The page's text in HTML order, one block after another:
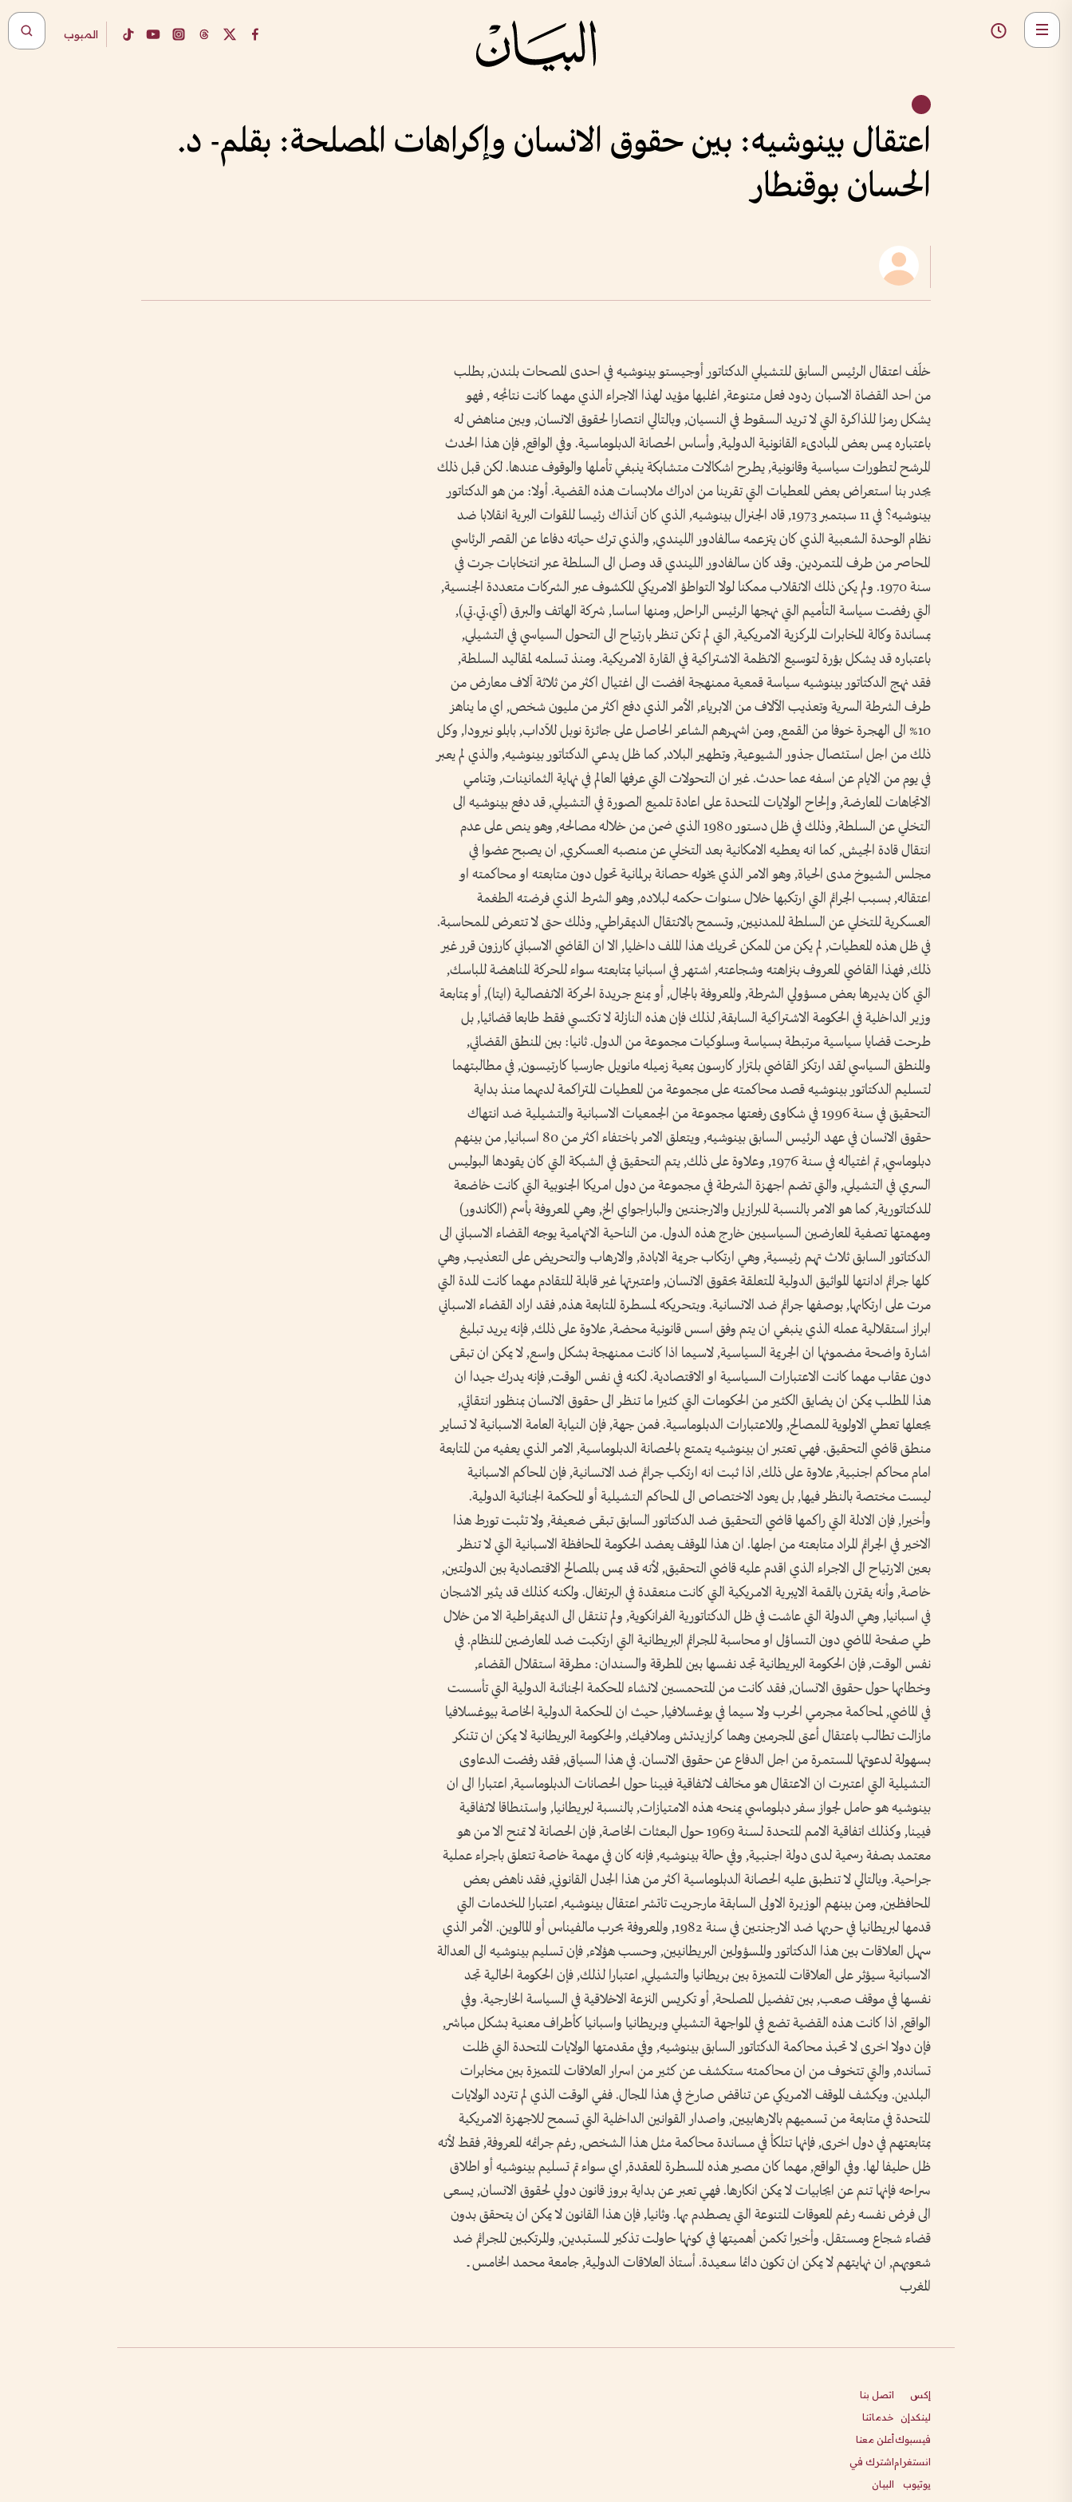
المبوب
اعتقال بينوشيه: بين حقوق الانسان وإكراهات المصلحة: بقلم- د.
الحسان بوقنطار
خلّف اعتقال الرئيس السابق للتشيلي الدكتاتور أوجيستو بينوشيه في احدى المصحات بلندن, بطلب
من احد القضاة الاسبان ردود فعل متنوعة, اغلبها مؤيد لهذا الاجراء الذي مهما كانت نتائجه , فهو
يشكل رمزا للذاكرة التي لا تريد السقوط في النسيان, وبالتالي انتصارا لحقوق الانسان, وبين مناهض له
باعتباره يمس بعض المبادىء القانونية الدولية, وأساس الحصانة الدبلوماسية. وفي الواقع, فإن هذا الحدث
المرشح لتطورات سياسية وقانونية, يطرح اشكالات متشابكة ينبغي تأملها والوقوف عندها. لكن قبل ذلك
يجدر بنا استعراض بعض المعطيات التي تقربنا من ادراك ملابسات هذه القضية. أولا: من هو الدكتاتور
بينوشيه؟ في 11 سبتمبر 1973, قاد الجنرال بينوشيه, الذي كان آنذاك رئيسا للقوات البرية انقلابا ضد
نظام الوحدة الشعبية الذي كان يتزعمه سالفادور الليندي, والذي ترك حياته دفاعا عن القصر الرئاسي
المحاصر من طرف المتمردين. وقد كان سالفادور الليندي قد وصل الى السلطة عبر انتخابات جرت في
سنة 1970. ولم يكن ذلك الانقلاب ممكنا لولا التواطؤ الامريكي المكشوف عبر الشركات متعددة الجنسية,
التي رفضت سياسة التأميم التي نهجها الرئيس الراحل, ومنها اساسا, شركة الهاتف والبرق (آي.تي.تي),
بمساندة وكالة المخابرات المركزية الامريكية, التي لم تكن تنظر بارتياح الى التحول السياسي في التشيلي,
باعتباره قد يشكل بؤرة لتوسيع الانظمة الاشتراكية في القارة الامريكية. ومنذ تسلمه لمقاليد السلطة,
فقد نهج الدكتاتور بينوشيه سياسة قمعية ممنهجة افضت الى اغتيال اكثر من ثلاثة آلاف معارض من
طرف الشرطة السرية وتعذيب الآلاف من الابرياء, الأمر الذي دفع اكثر من مليون شخص, اي ما يناهز
10% الى الهجرة خوفا من القمع, ومن اشهرهم الشاعر الحاصل على جائزة نوبل للآداب, بابلو نيرودا, وكل
ذلك من اجل استئصال جذور الشيوعية, وتطهير البلاد, كما ظل يدعي الدكتاتور بينوشيه, والذي لم يعبر
في يوم من الايام عن اسفه عما حدث. غير ان التحولات التي عرفها العالم في نهاية الثمانينات, وتنامي
الاتجاهات المعارضة, وإلحاح الولايات المتحدة على اعادة تلميع الصورة في التشيلي, قد دفع بينوشيه الى
التخلي عن السلطة, وذلك في ظل دستور 1980 الذي ضمن من خلاله مصالحه, وهو ينص على عدم
انتقال قادة الجيش, كما انه يعطيه الامكانية بعد التخلي عن منصبه العسكري, ان يصبح عضوا في
مجلس الشيوخ مدى الحياة, وهو الامر الذي يخوله حصانة برلمانية تحول دون متابعته او محاكمته او
اعتقاله, بسبب الجرائم التي ارتكبها خلال سنوات حكمه لبلاده, وهو الشرط الذي فرضته الطغمة
العسكرية للتخلي عن السلطة للمدنيين, وتسمح بالانتقال الديمقراطي, وذلك حتى لا تتعرض للمحاسبة.
في ظل هذه المعطيات, لم يكن من الممكن تحريك هذا الملف داخليا, الا ان القاضي الاسباني كارزون قرر غير
ذلك, فهذا القاضي المعروف بنزاهته وشجاعته, اشتهر في اسبانيا بمتابعته سواء للحركة المناهضة للباسك,
التي كان يديرها بعض مسؤولي الشرطة, والمعروفة بالجال, أو بمنع جريدة الحركة الانفصالية (ايتا), أو بمتابعة
وزير الداخلية في الحكومة الاشتراكية السابقة, لذلك فإن هذه النازلة لا تكتسي فقط طابعا قضائيا, بل
طرحت قضايا سياسية مرتبطة بسياسة وسلوكيات مجموعة من الدول. ثانيا: بين المنطق القضائي,
والمنطق السياسي لقد ارتكز القاضي بلتزار كارسون بمعية زميله مانويل جارسيا كارتيسون, في مطالبتهما
لتسليم الدكتاتور بينوشيه قصد محاكمته على مجموعة من المعطيات المتراكمة لديهما منذ بداية
التحقيق في سنة 1996 في شكاوى رفعتها مجموعة من الجمعيات الاسبانية والتشيلية ضد انتهاك
حقوق الانسان في عهد الرئيس السابق بينوشيه, ويتعلق الامر باختفاء اكثر من 80 اسبانيا, من بينهم
دبلوماسي, تم اغتياله في سنة 1976, وعلاوة على ذلك, يتم التحقيق في الشبكة التي كان يقودها البوليس
السري في التشيلي, والتي تضم اجهزة الشرطة في مجموعة من دول امريكا الجنوبية التي كانت خاضعة
للدكتاتورية, كما هو الامر بالنسبة للبرازيل والارجنتين والباراجواي الخ, وهي المعروفة بأسم (الكاندور)
ومهمتها تصفية المعارضين السياسيين خارج هذه الدول. من الناحية الاتهامية يوجه القضاء الاسباني الى
الدكتاتور السابق ثلاث تهم رئيسية, وهي ارتكاب جريمة الابادة, والارهاب والتحريض على التعذيب, وهي
كلها جرائم ادانتها المواثيق الدولية المتعلقة بحقوق الانسان, واعتبرتها غير قابلة للتقادم مهما كانت المدة التي
مرت على ارتكابها, بوصفها جرائم ضد الانسانية. وبتحريكه لمسطرة المتابعة هذه, فقد اراد القضاء الاسباني
ابراز استقلالية عمله الذي ينبغي ان يتم وفق اسس قانونية محضة, علاوة على ذلك, فإنه يريد تبليغ
اشارة واضحة مضمونها ان الجريمة السياسية, لاسيما اذا كانت ممنهجة بشكل واسع, لا يمكن ان تبقى
دون عقاب مهما كانت الاعتبارات السياسية او الاقتصادية. لكنه في نفس الوقت, فإنه يدرك جيدا ان
هذا المطلب يمكن ان يضايق الكثير من الحكومات التي كثيرا ما تنظر الى حقوق الانسان بمنظور انتقائي,
يجعلها تعطي الاولوية للمصالح, وللاعتبارات الدبلوماسية. فمن جهة, فإن النيابة العامة الاسبانية لا تساير
منطق قاضي التحقيق. فهي تعتبر ان بينوشيه يتمتع بالحصانة الدبلوماسية, الامر الذي يعفيه من المتابعة
امام محاكم اجنبية, علاوة على ذلك, اذا ثبت انه ارتكب جرائم ضد الانسانية, فإن المحاكم الاسبانية
ليست مختصة بالنظر فيها, بل يعود الاختصاص الى المحاكم التشيلية أو المحكمة الجنائية الدولية.
وأخيرا, فإن الادلة التي راكمها قاضي التحقيق ضد الدكتاتور السابق تبقى ضعيفة, ولا تثبت تورط هذا
الاخير في الجرائم المراد متابعته من اجلها. ان هذا الموقف يعضد الحكومة المحافظة الاسبانية التي لا تنظر
بعين الارتياح الى الاجراء الذي اقدم عليه قاضي التحقيق, لأنه قد يمس بالمصالح الاقتصادية بين الدولتين,
خاصة, وأنه يقترن بالقمة الايبرية الامريكية التي كانت منعقدة في البرتغال. ولكنه كذلك قد يثير الاشجان
في اسبانيا, وهي الدولة التي عاشت في ظل الدكتاتورية الفرانكوية, ولم تنتقل الى الديمقراطية الا من خلال
طي صفحة الماضي دون التساؤل او محاسبة للجرائم البريطانية التي ارتكبت ضد المعارضين للنظام. في
نفس الوقت, فإن الحكومة البريطانية تجد نفسها بين المطرقة والسندان: مطرقة استقلال القضاء,
وخطابها حول حقوق الانسان, فقد كانت من المتحمسين لانشاء المحكمة الجنائىة الدولية التي تأسست
في الماضي, لمحاكمة مجرمي الحرب ولا سيما في يوغسلافيا, حيث ان المحكمة الدولية الخاصة بيوغسلافيا
مازالت تطالب باعتقال أعتى المجرمين وهما كرازيدتش وملافيك, والحكومة البريطانية لا يمكن ان تتنكر
بسهولة لدعوتها المستمرة من اجل الدفاع عن حقوق الانسان. في هذا السياق, فقد رفضت الدعاوى
التشيلية التي اعتبرت ان الاعتقال هو مخالف لاتفاقية فيينا حول الحصانات الدبلوماسية, اعتبارا الى ان
بينوشيه هو حامل لجواز سفر دبلوماسي يمنحه هذه الامتيازات, بالنسبة لبريطانيا, واستنطاقا لاتفاقية
فيينا, وكذلك اتفاقية الامم المتحدة لسنة 1969 حول البعثات الخاصة, فإن الحصانة لا تمنح الا من هو
معتمد بصفة رسمية لدى دولة اجنبية, وفي حالة بينوشيه, فإنه كان في مهمة خاصة تتعلق باجراء عملية
جراحية. وبالتالي لا تنطبق عليه الحصانة الدبلوماسية اكثر من هذا الجدل القانوني, فقد ناهض بعض
المحافظين, ومن بينهم الوزيرة الاولى السابقة مارجريت تاتشر اعتقال بينوشيه, اعتبارا للخدمات التي
قدمها لبريطانيا في حربها ضد الارجنتين في سنة 1982, والمعروفة بحرب مالفيناس أو المالوين. الأمر الذي
سهل العلاقات بين هذا الدكتاتور والمسؤولين البريطانيين, وحسب هؤلاء, فإن تسليم بينوشيه الى العدالة
الاسبانية سيؤثر على العلاقات المتميزة بين بريطانيا والتشيلي, اعتبارا لذلك, فإن الحكومة الحالية تجد
نفسها في موقف صعب, بين تفضيل المصلحة, أو تكريس النزعة الاخلاقية في السياسة الخارجية. وفي
الواقع, اذا كانت هذه القضية تضع في المواجهة التشيلي وبريطانيا واسبانيا كأطراف معنية بشكل مباشر,
فإن دولا اخرى لا تحبذ محاكمة الدكتاتور السابق بينوشيه, وفي مقدمتها الولايات المتحدة التي ظلت
تسانده, والتي تتخوف من ان محاكمته ستكشف عن كثير من اسرار العلاقات المتميزة بين مخابرات
البلدين. ويكشف الموقف الامريكي عن تناقض صارخ في هذا المجال. ففي الوقت الذي لم تتردد الولايات
المتحدة في متابعة من تسميهم بالارهابيين, واصدار القوانين الداخلية التي تسمح للاجهزة الامريكية
بمتابعتهم في دول اخرى, فإنها تتلكأ في مساندة محاكمة مثل هذا الشخص, رغم جرائمه المعروفة, فقط لأنه
ظل حليفا لها. وفي الواقع, مهما كان مصير هذه المسطرة المعقدة, اي سواء تم تسليم بينوشيه أو اطلاق
سراحه فإنها تنم عن ايجابيات لا يمكن انكارها. فهي تعبر عن بداية بروز قانون دولي لحقوق الانسان, يسعى
الى فرض نفسه رغم المعوقات المتنوعة التي يصطدم بها. وثانيا, فإن هذا القانون لا يمكن ان يتحقق بدون
قضاء شجاع ومستقل. وأخيرا تكمن أهميتها في كونها حاولت تذكير المستبدين, والمرتكبين للجرائم ضد
شعوبهم, ان نهايتهم لا يمكن ان تكون دائما سعيدة. أستاذ العلاقات الدولية, جامعة محمد الخامس ــ
المغرب
إكس
لينكدإن
فيسبوك
انستغرام
يوتيوب
اتصل بنا
خدماتنا
أعلن معنا
اشترك في
البيان